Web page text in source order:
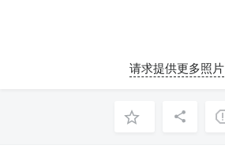
请求提供更多照片